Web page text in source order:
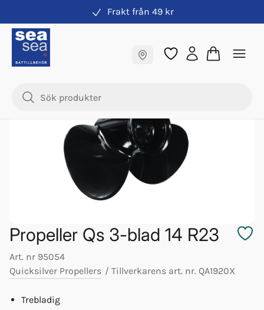
Frakt från 49 kr
Samma pris online & i butik
Propeller Qs 3-blad 14 R23
Art. nr 95054
Quicksilver Propellers / Tillverkarens art. nr. QA1920X
Trebladig